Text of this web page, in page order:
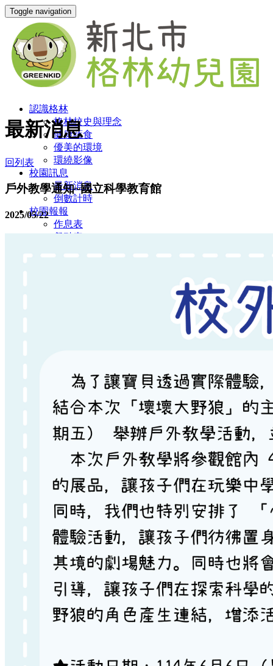
Toggle navigation
認識格林
格林校史與理念
健康蔬食
優美的環境
環繞影像
校園訊息
最新消息
倒數計時
校園報報
作息表
餐點表
幼兒安全教育
幼兒性平教育
親子教養
繪本推薦
衛教專區
樂高積木班
美語故事繪本班
珠心算數學啟蒙
幼兒圍棋班
創意美術教室
肢體動能
舞蹈律動班
幼兒瑜珈教室
週六親子體感互動
校園花絮
校園相簿
活動影片
招生訊息
聯絡我們
最新消息
回列表
戶外教學通知~國立科學教育館
2025/05/22